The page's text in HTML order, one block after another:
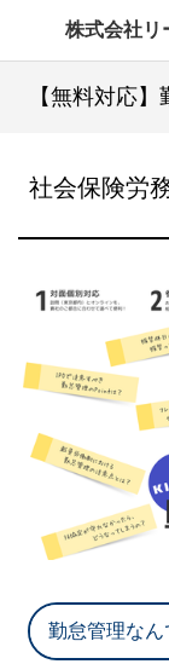
株式会社リ
【無料対応
社会保険労
勤怠管理な